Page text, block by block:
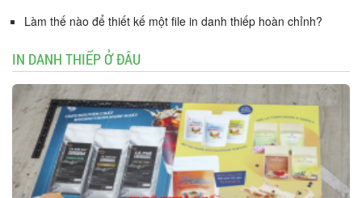
Làm thế nào để thiết kế một file in danh thiếp hoàn chỉnh?
IN DANH THIẾP Ở ĐÂU